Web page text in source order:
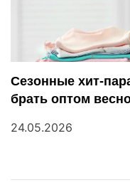
Сезонные хит-
брать оптом
24.05.2026